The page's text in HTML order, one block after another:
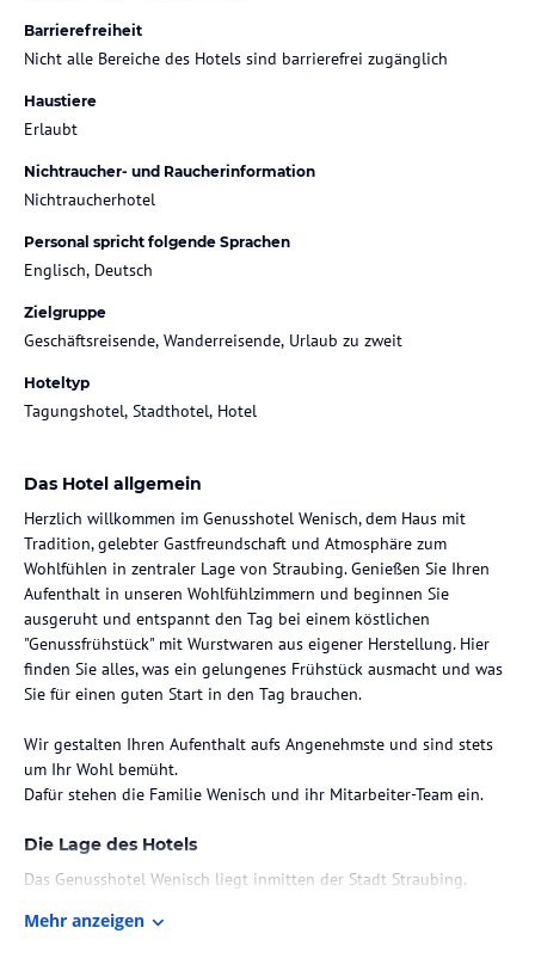
Barrierefreiheit
Nicht alle Bereiche des Hotels sind barrierefrei zugänglich
Haustiere
Erlaubt
Nichtraucher- und Raucherinformation
Nichtraucherhotel
Personal spricht folgende Sprachen
Englisch, Deutsch
Zielgruppe
Geschäftsreisende, Wanderreisende, Urlaub zu zweit
Hoteltyp
Tagungshotel, Stadthotel, Hotel
Das Hotel allgemein
Herzlich willkommen im Genusshotel Wenisch, dem Haus mit
Tradition, gelebter Gastfreundschaft und Atmosphäre zum
Wohlfühlen in zentraler Lage von Straubing. Genießen Sie Ihren
Aufenthalt in unseren Wohlfühlzimmern und beginnen Sie
ausgeruht und entspannt den Tag bei einem köstlichen
"Genussfrühstück" mit Wurstwaren aus eigener Herstellung. Hier
finden Sie alles, was ein gelungenes Frühstück ausmacht und was
Sie für einen guten Start in den Tag brauchen.
Wir gestalten Ihren Aufenthalt aufs Angenehmste und sind stets
um Ihr Wohl bemüht.
Dafür stehen die Familie Wenisch und ihr Mitarbeiter-Team ein.
Die Lage des Hotels
Das Genusshotel Wenisch liegt inmitten der Stadt Straubing.
unmittelbare Nähe zu zahlreichen Freizeiteinrichtungen und
Mehr anzeigen